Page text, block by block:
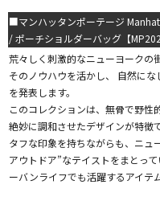
■マンハッタンポーテージ
/ ポーチショルダーバッグ【
荒々しく刺激的なニューヨークの
そのノウハウを活かし、 自然に
を発表します。
このコレクションは、無骨で野性
絶妙に調和させたデザインが特徴
タフな印象を持ちながらも、ニュ
アウトドア”なテイストをまとっ
ーバンライフでも活躍するアイテム